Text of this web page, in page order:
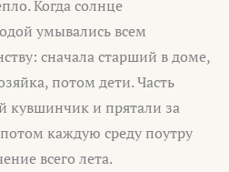
Когда солнце
умывались всем
сначала старший в доме,
потом дети. Часть
кувшинчик и прятали за
каждую среду поутру
всего лета.